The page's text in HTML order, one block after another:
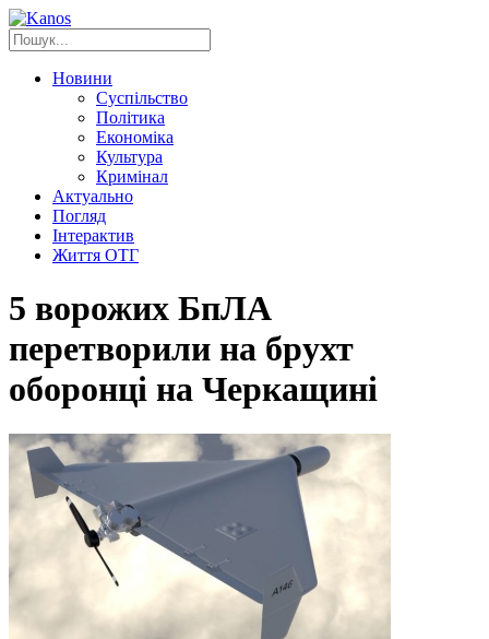
Новини
Суспільство
Політика
Економіка
Культура
Кримінал
Актуально
Погляд
Інтерактив
Життя ОТГ
5 ворожих БпЛА
перетворили на брухт
оборонці на Черкащині